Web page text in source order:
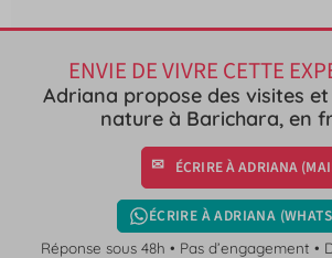
ENVIE DE VIVRE CETTE
Adriana propose des visites
nature à Barichara, en
ÉCRIRE À ADRIANA
ÉCRIRE À ADRIANA
Réponse sous 48h • Pas d’engagement •